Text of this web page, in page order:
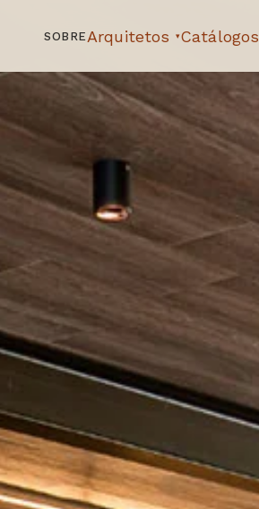
SOBRE Arquitetos ▾Catálogos